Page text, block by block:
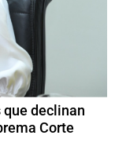
que declinan
Corte